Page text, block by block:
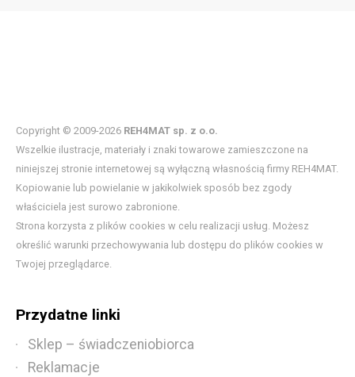
Copyright © 2009-2026 REH4MAT sp. z o.o.
Wszelkie ilustracje, materiały i znaki towarowe zamieszczone na
niniejszej stronie internetowej są wyłączną własnością firmy REH4MAT.
Kopiowanie lub powielanie w jakikolwiek sposób bez zgody
właściciela jest surowo zabronione.
Strona korzysta z plików cookies w celu realizacji usług. Możesz
określić warunki przechowywania lub dostępu do plików cookies w
Twojej przeglądarce.
Przydatne linki
Sklep – świadczeniobiorca
Reklamacje